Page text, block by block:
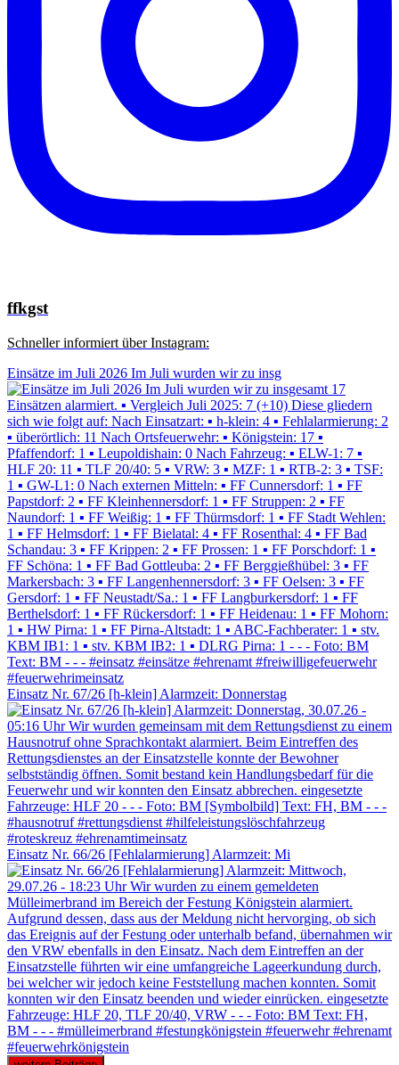
ffkgst
Schneller informiert über Instagram:
Einsätze im Juli 2026 Im Juli wurden wir zu insg
Einsatz Nr. 67/26 [h-klein] Alarmzeit: Donnerstag
Einsatz Nr. 66/26 [Fehlalarmierung] Alarmzeit: Mi